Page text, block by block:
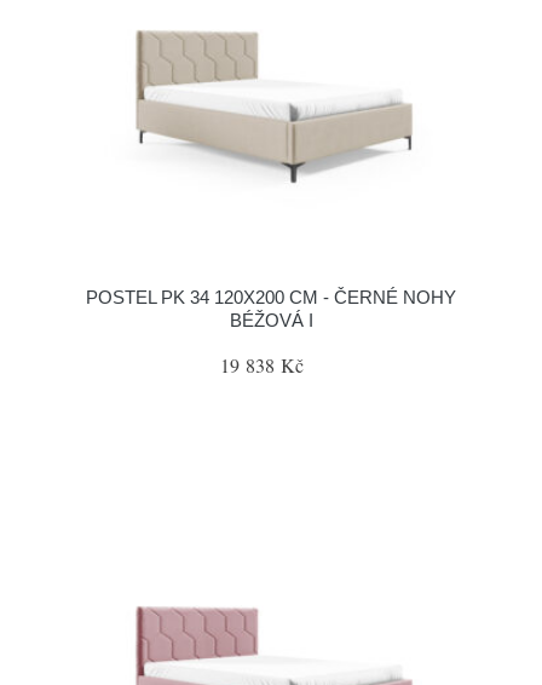
POSTEL PK 34 120X200 CM - ČERNÉ NOHY
BÉŽOVÁ I
19 838 Kč